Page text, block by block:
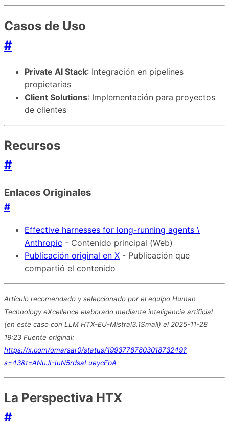
Casos de Uso
#
Private AI Stack: Integración en pipelines
propietarias
Client Solutions: Implementación para proyectos
de clientes
Recursos
#
Enlaces Originales
#
Effective harnesses for long-running agents \
Anthropic - Contenido principal (Web)
Publicación original en X - Publicación que
compartió el contenido
Artículo recomendado y seleccionado por el equipo Human
Technology eXcellence elaborado mediante inteligencia artificial
(en este caso con LLM HTX-EU-Mistral3.1Small) el 2025-11-28
19:23 Fuente original:
https://x.com/omarsar0/status/1993778780301873249?
s=43&t=ANuJI-IuN5rdsaLueycEbA
La Perspectiva HTX
#